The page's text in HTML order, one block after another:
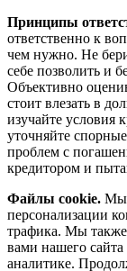
Принципы
ответственно к
чем нужно. Не
себе позволить и
Объективно
стоит влезать в
изучайте условия
уточняйте
проблем с
кредитором и
Файлы cookie. Мы
персонализации
трафика. Мы
вами нашего
аналитике.